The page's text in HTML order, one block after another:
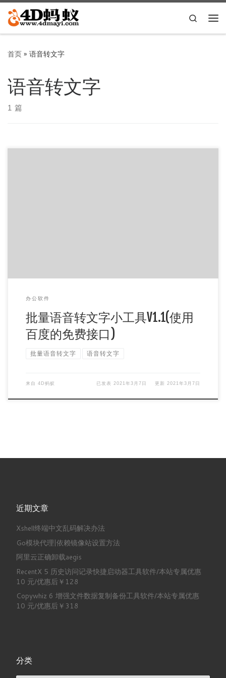
Skip to content
Search
首页» 语音转文字
语音转文字
1 篇
办公软件
批量语音转文字小工具V1.1(使用
百度的免费接口)
批量语音转文字 语音转文字
来自 4D蚂蚁 已发表 2021年3月7日 更新 2021年3月7日
近期文章
Xshell终端中文乱码解决办法
Go模块代理|依赖镜像站设置方法
阿里云正确卸载aegis
RecentX 5 历史访问记录快捷启动器工具软件/本站专属优惠
10 元/优惠后￥128
Copywhiz 6 增强文件数据复制备份工具软件/本站专属优惠
10 元/优惠后￥318
分类